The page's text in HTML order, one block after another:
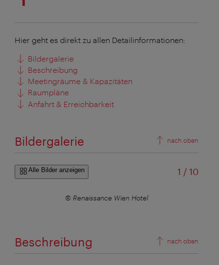
Hier geht es direkt zu allen Detailinformationen:
Bildergalerie
Beschreibung
Meetingräume & Kapazitäten
Raumpläne
Anfahrt & Erreichbarkeit
Bildergalerie nach oben
Alle Bilder anzeigen 1 /von
10
© Renaissance Wien Hotel
Beschreibung nach oben